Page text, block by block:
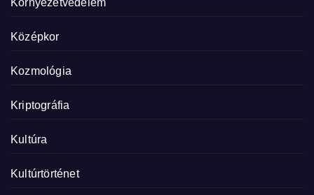
Középkor
Kozmológia
Kriptográfia
Kultúra
Kultúrtörténet